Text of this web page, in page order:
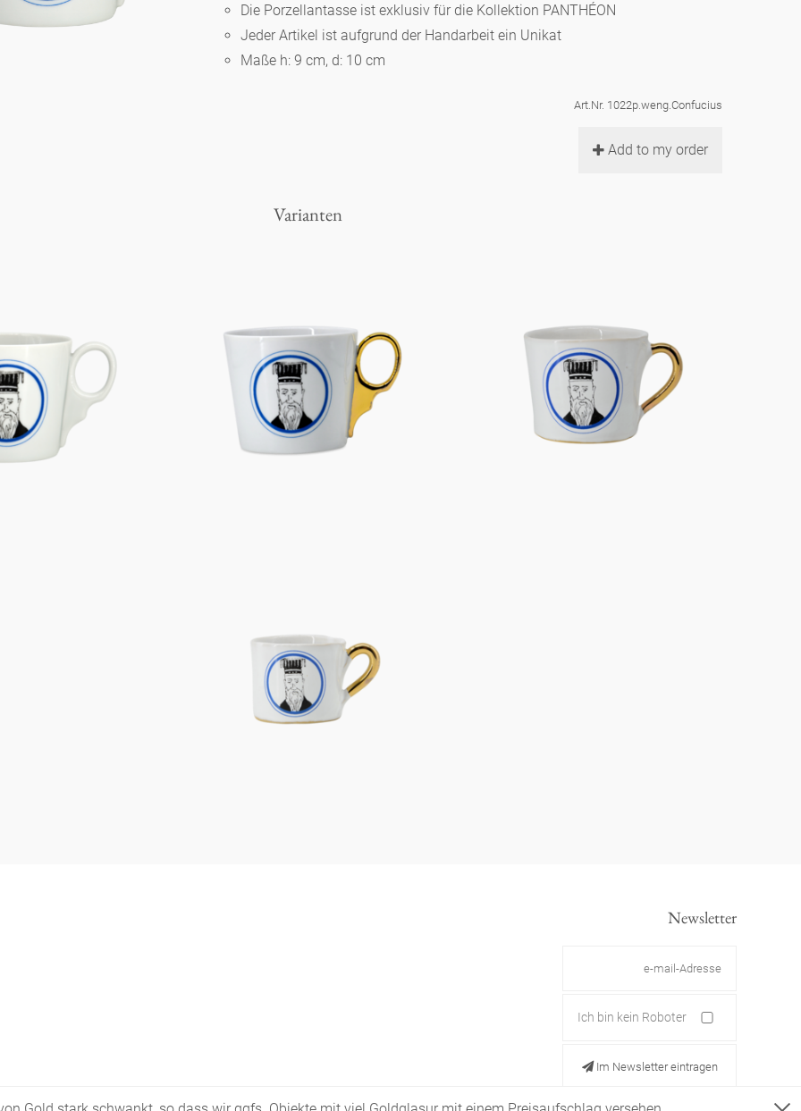
Slumberland
Berliner Duft
Einzelstücke
Die Porzellantasse ist exklusiv für die Kollektion PANTHÉON
Jeder Artikel ist aufgrund der Handarbeit ein Unikat
Maße h: 9 cm, d: 10 cm
Art.Nr. 1022p.weng.Confucius
Add to my order
Varianten
Newsletter
Ich bin kein Roboter
Im Newsletter eintragen